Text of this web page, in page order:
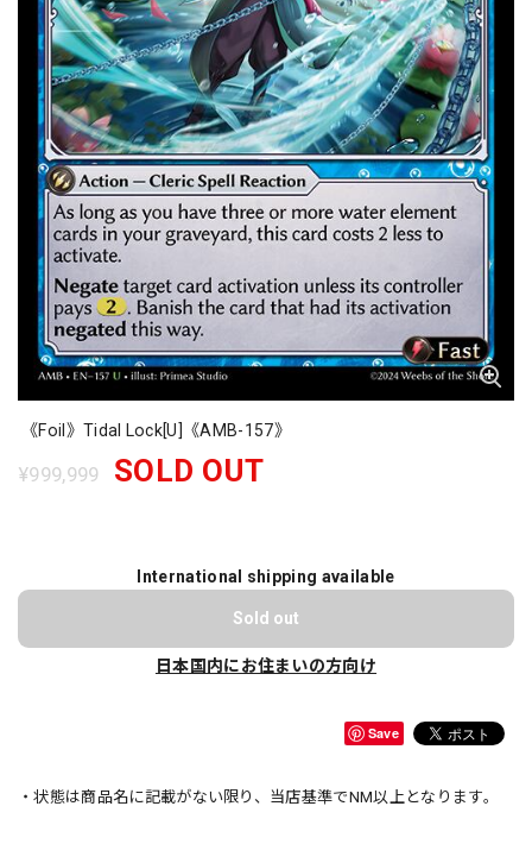
《Foil》Tidal Lock[U]《AMB-157》
¥999,999 SOLD OUT
International shipping available
Sold out
日本国内にお住まいの方向け
Save
・状態は商品名に記載がない限り、当店基準でNM以上となります。